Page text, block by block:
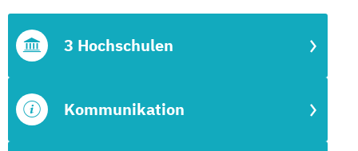
Kommunikation
3 Hochschulen